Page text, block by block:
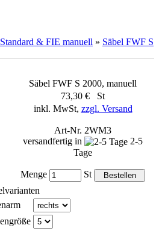
& FIE manuell » Säbel FWF S
Säbel FWF S 2000, manuell
73,30 € St
inkl. MwSt, zzgl. Versand
Art-Nr. 2WM3
versandfertig in
2-5
Tage
Menge
St